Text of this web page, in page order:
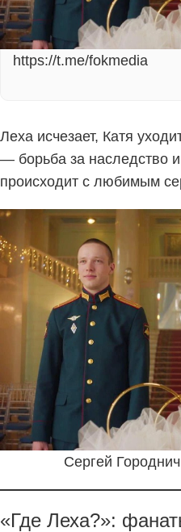
Подпишитесь на наш
моментальные
https://t.me/fokmedia
Леха исчезает, Катя
— борьба за наследство
происходит с любимым
Сергей
«Где Леха?»: